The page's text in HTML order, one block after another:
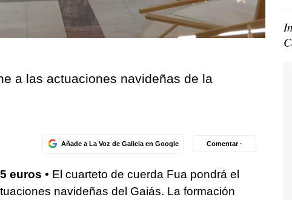
a las actuaciones navideñas de la
Añade a La Voz de Galicia en Google Comentar ·
euros • El cuarteto de cuerda Fua pondrá el
navideñas del Gaiás. La formación